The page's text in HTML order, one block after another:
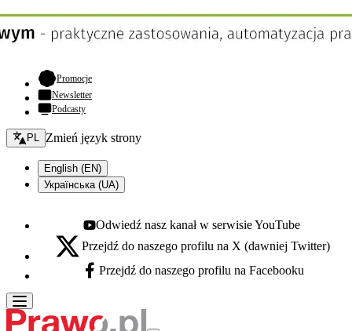
Promocje- otwiera się w nowej karcie
Newsletter
Podcasty
Zmień język - bieżący:
PL Zmień język strony
English (EN)
Українська (UA)
Youtube - otwiera się w nowej karcie
Odwiedź nasz kanał w serwisie YouTube
X - otwiera się w nowej karcie
Przejdź do naszego profilu na X (dawniej Twitter)
Facebook - otwiera się w nowej karcie
Przejdź do naszego profilu na Facebooku